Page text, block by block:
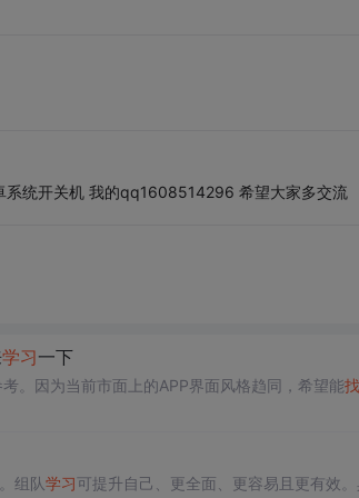
系统开关机 我的qq1608514296 希望大家多交流
学习一下
考。因为当前市面上的APP界面风格趋同，希望能找
。组队学习可提升自己、更全面、更容易且更有效